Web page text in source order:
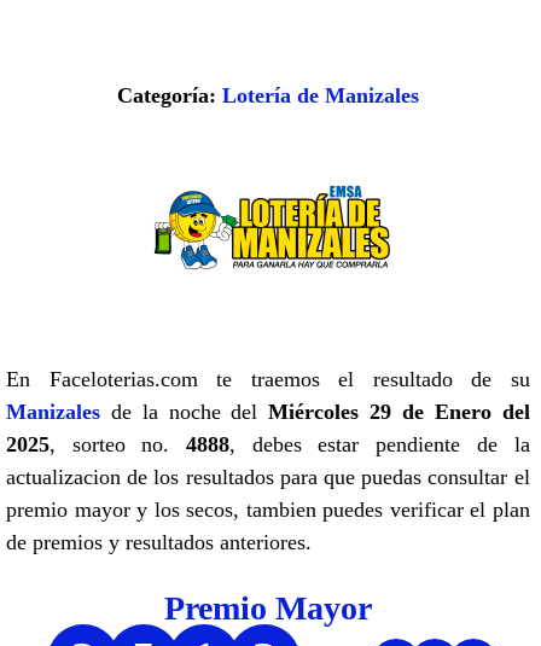
Categoría: Lotería de Manizales
En Faceloterias.com te traemos el resultado de su
Manizales de la noche delMiércoles 29 de Enero del
2025, sorteo no.4888, debes estar pendiente de la
actualizacion de los resultados para que puedas consultar el
premio mayor y los secos, tambien puedes verificar el plan
de premios y resultados anteriores.
Premio Mayor